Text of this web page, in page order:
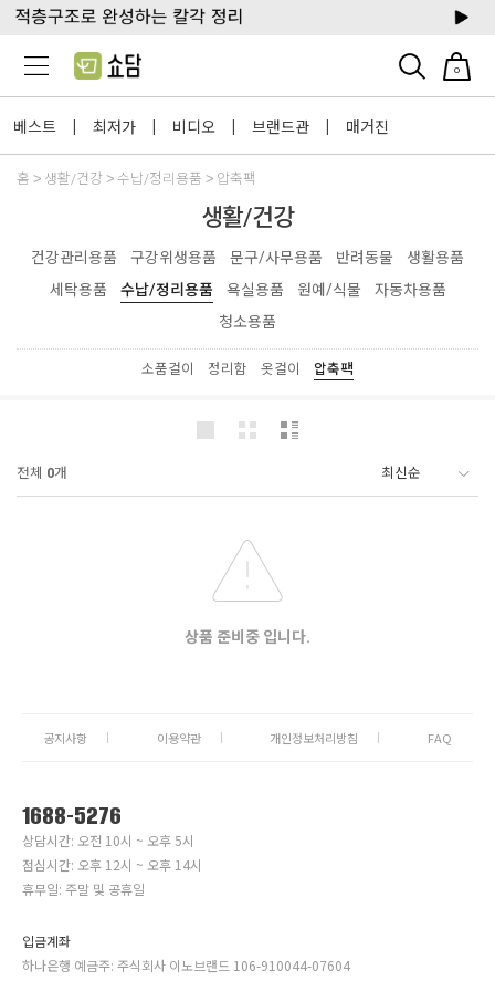
0
베스트 | 최저가 | 비디오 | 브랜드관 | 매거진
홈 생활/건강 수납/정리용품 압축팩
생활/건강
건강관리용품 구강위생용품 문구/사무용품 반려동물
생활용품
세탁용품
수납/정리용품 욕실용품 원예/식물
자동차용품
청소용품
소품걸이 정리함 옷걸이 압축팩
전체 0개
상품 준비중 입니다.
공지사항 이용약관 개인정보처리방침 FAQ
1688-5276
상담시간: 오전 10시 ~ 오후 5시
점심시간: 오후 12시 ~ 오후 14시
휴무일: 주말 및 공휴일
입금계좌
하나은행 예금주: 주식회사 이노브랜드 106-910044-07604